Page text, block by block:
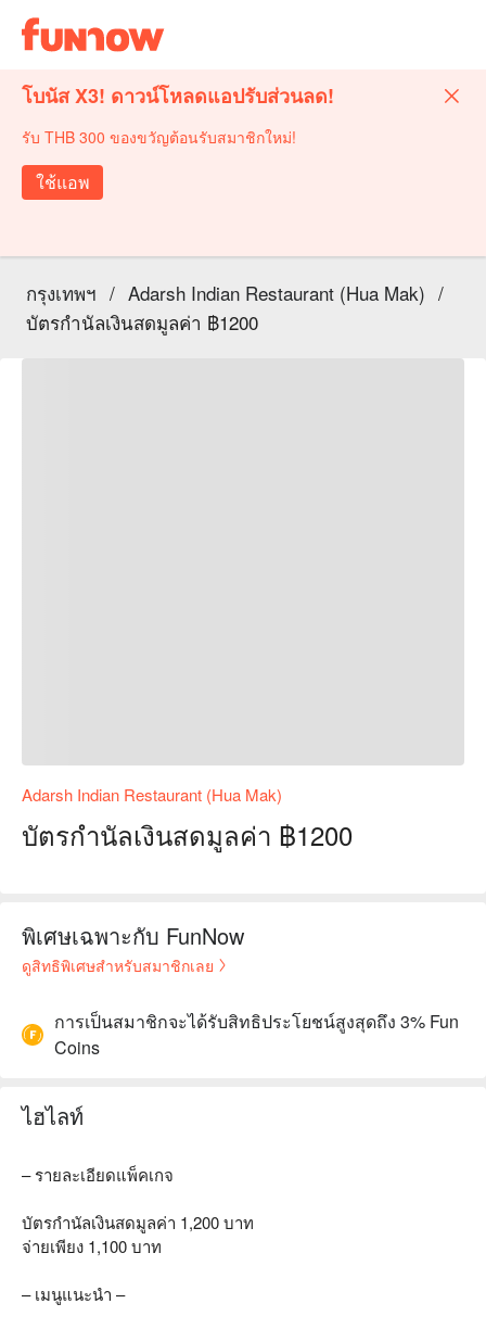
โบนัส X3! ดาวน์โหลดแอปรับส่วนลด!
รับ THB 300 ของขวัญต้อนรับสมาชิกใหม่!
ใช้แอพ
กรุงเทพฯ / Adarsh Indian Restaurant (Hua Mak) /
บัตรกำนัลเงินสดมูลค่า ฿1200
Adarsh Indian Restaurant (Hua Mak)
บัตรกำนัลเงินสดมูลค่า ฿1200
พิเศษเฉพาะกับ FunNow
ดูสิทธิพิเศษสำหรับสมาชิกเลย
การเป็นสมาชิกจะได้รับสิทธิประโยชน์สูงสุดถึง 3% Fun
Coins
ไฮไลท์
– รายละเอียดแพ็คเกจ
บัตรกำนัลเงินสดมูลค่า 1,200 บาท
จ่ายเพียง 1,100 บาท
– เมนูแนะนำ –